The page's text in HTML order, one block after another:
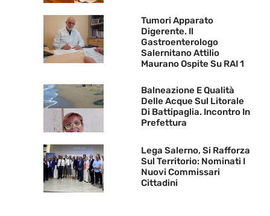
Tumori Apparato
Digerente. Il
Gastroenterologo
Salernitano Attilio
Maurano Ospite Su RAI 1
Balneazione E Qualità
Delle Acque Sul Litorale
Di Battipaglia. Incontro In
Prefettura
Lega Salerno, Si Rafforza
Sul Territorio: Nominati I
Nuovi Commissari
Cittadini